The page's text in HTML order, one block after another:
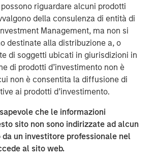
riguardare alcuni prodotti
della consulenza di entità di
Management, ma non si
destinate alla distribuzione a, o
di soggetti ubicati in giurisdizioni in
di prodotti d’investimento non è
non è consentita la diffusione di
ai prodotti d’investimento.
che le informazioni
sito non sono indirizzate ad alcun
un investitore professionale nel
al sito web.
initiatives and the successful
Legal Anywhere, an Oregon-
and file sharing solutions
Expansion Capital also partnered
to grow its North American
market presence and augment its
Board of Directors.
heritage and strong
a large and compelling market
course of our investment, HighQ
organic growth driven by